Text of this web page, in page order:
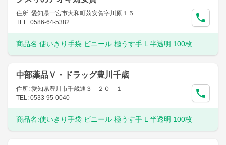
住所: 愛知県一宮市大和町苅安賀字川原１５
TEL: 0586-64-5382
商品名:使いきり手袋 ビニール 極うす手 L 半透明 100枚
中部薬品Ｖ・ドラッグ豊川千歳
住所: 愛知県豊川市千歳通３－２０－１
TEL: 0533-95-0040
商品名:使いきり手袋 ビニール 極うす手 L 半透明 100枚